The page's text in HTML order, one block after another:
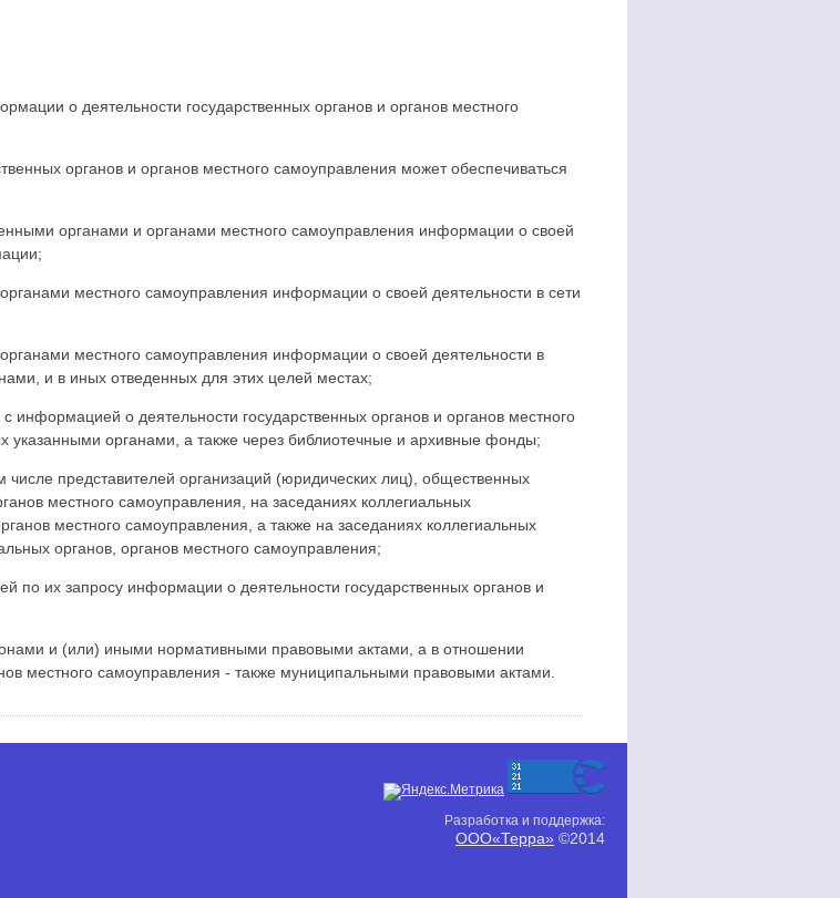
о деятельности государственных органов и органов местного
органов и органов местного самоуправления может обеспечиваться
органами и органами местного самоуправления информации о своей
местного самоуправления информации о своей деятельности в сети
местного самоуправления информации о своей деятельности в
и в иных отведенных для этих целей местах;
о деятельности государственных органов и органов местного
органами, а также через библиотечные и архивные фонды;
числе представителей организаций (юридических лиц), общественных
местного самоуправления, на заседаниях коллегиальных
местного самоуправления, а также на заседаниях коллегиальных
органов, органов местного самоуправления;
по их запросу информации о деятельности государственных органов и
и (или) иными нормативными правовыми актами, а в отношении
местного самоуправления - также муниципальными правовыми актами.
Разработка и поддержка:
ООО«Терра» ©2014